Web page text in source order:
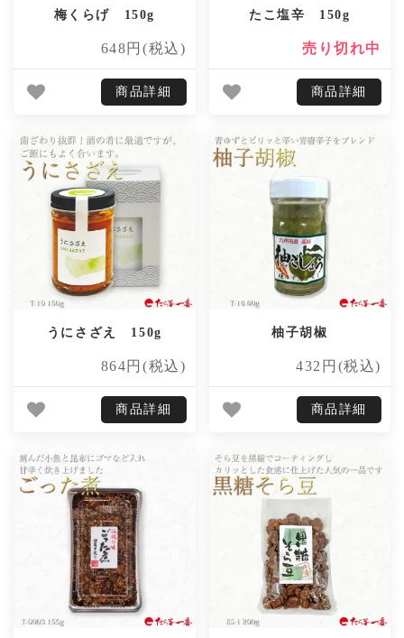
梅くらげ 150g
648円(税込)
商品詳細
たこ塩辛 150g
売り切れ中
商品詳細
うにさざえ 150g
864円(税込)
商品詳細
柚子胡椒
432円(税込)
商品詳細